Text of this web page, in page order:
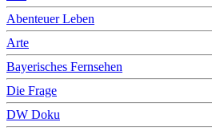
Abenteuer Leben
Arte
Bayerisches Fernsehen
Die Frage
DW Doku